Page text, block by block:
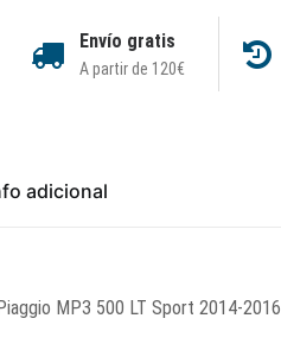
Envío gratis
A partir de 120€
adicional
MP3 500 LT Sport 2014-2016